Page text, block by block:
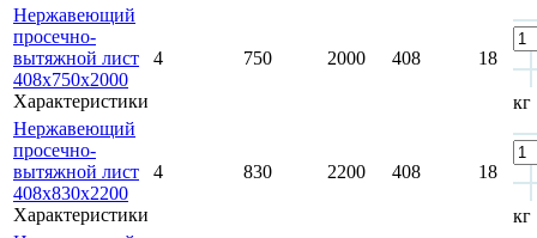
Нержавеющий
просечно-
вытяжной лист
408x750x2000
Характеристики
4 750 2000 408 18
кг
Нержавеющий
просечно-
вытяжной лист
408x830x2200
Характеристики
4 830 2200 408 18
кг